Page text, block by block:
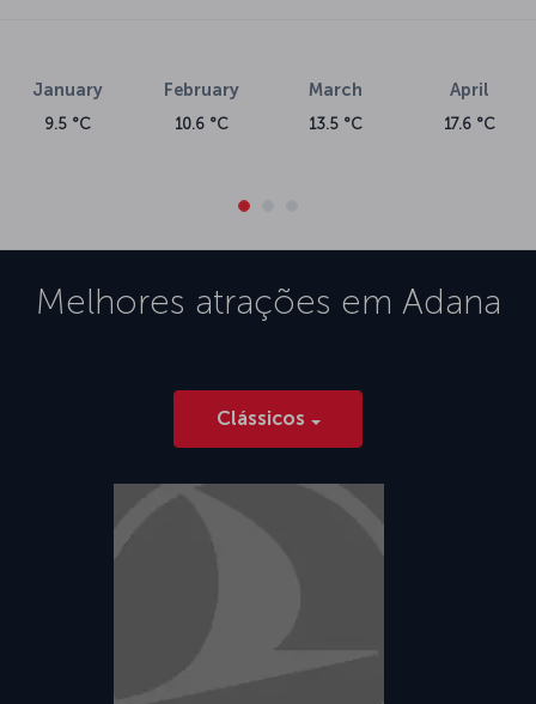
January
9.5 °C
February
10.6 °C
March
13.5 °C
April
17.6 °C
Melhores atrações em Adana
Clássicos